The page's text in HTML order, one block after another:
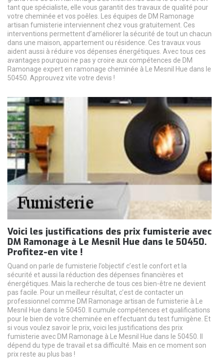
tant que spécialiste, elle vous garantit des travaux de qualité pour
votre cheminée et vos poêles. Les équipes de DM Ramonage
artisan fumisterie interviennent chez vous gratuitement. Ces
interventions permettent d’améliorer la sécurité de tout un chacun
dans une maison, appartement ou résidence. Ces travaux vous
aident aussi à réduire vos dépenses énergétiques. Avec tous ces
avantages pourquoi ne pas y croire aux compétences de DM
Ramonage expert en ramonage cheminée à Le Mesnil Hue dans le
50450. Approuvez vite votre devis !
Voici les justifications des prix fumisterie avec
DM Ramonage à Le Mesnil Hue dans le 50450.
Profitez-en vite !
Quand on parle de fumisterie l’objectif c’est le confort et la
sécurité et aussi la réduction des dépenses financières et
énergétiques. Mais la recherche de tous ces bien-être ne devient
pas facile. Pour un meilleur résultat, c’est de contacter un
professionnel comme DM Ramonage artisan de fumisterie à Le
Mesnil Hue dans le 50450. Il cumule compétences et qualifications
pour le bien de votre cheminée en effectuant du test fumigène. Et
si vous voulez savoir le prix, voici les justifications des prix
fumisterie avec DM Ramonage à Le Mesnil Hue dans le 50450. Il
dépend du type de travail et sa difficulté. Mais en ce moment son
prix reste au plus bas !